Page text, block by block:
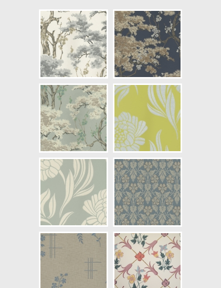
Artikelnummer: 1602-100-06
NCS Bottenkulör: S1005-Y
Färg: Blå, Grön, Beige, Brun
Mönster: Blommig, Träd
Struktur: Limtryck
Cirkapris: 1290,00 kr
(Kontakta din färghandlare för
exakt pris.)